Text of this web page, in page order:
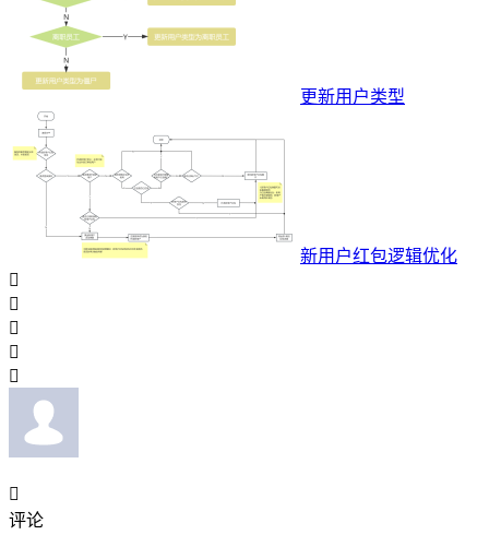
更新用户类型
新用户红包逻辑优化






评论